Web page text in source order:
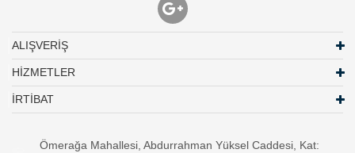
ALIŞVERİŞ
HİZMETLER
İRTİBAT
Ömerağa Mahallesi, Abdurrahman Yüksel Caddesi, Kat: